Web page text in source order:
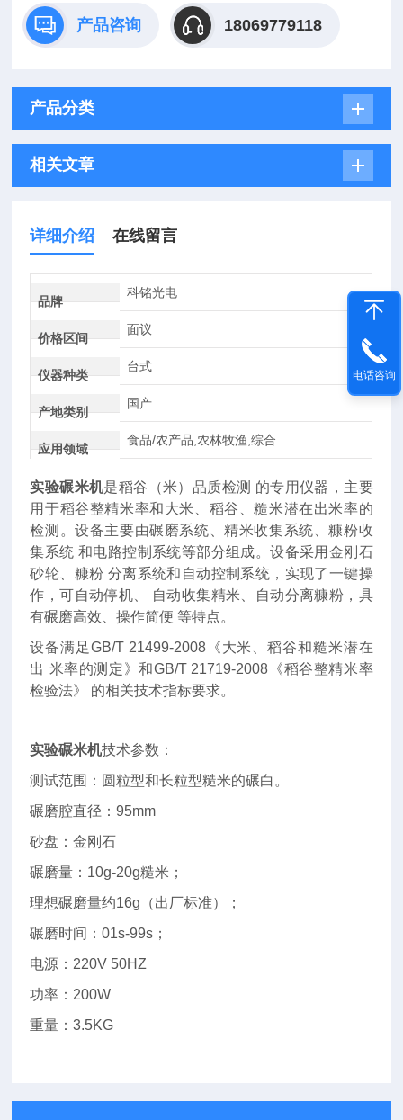
产品咨询 18069779118
产品分类
相关文章
详细介绍 在线留言
品牌
科铭光电
价格区间
面议
仪器种类
台式
产地类别
国产
应用领域
食品/农产品,农林牧渔,综合
实验碾米机是稻谷（米）品质检测 的专用仪器，主要
用于稻谷整精米率和大米、稻谷、糙米潜在出米率的
检测。设备主要由碾磨系统、精米收集系统、糠粉收
集系统 和电路控制系统等部分组成。设备采用金刚石
砂轮、糠粉 分离系统和自动控制系统，实现了一键操
作，可自动停机、 自动收集精米、自动分离糠粉，具
有碾磨高效、操作简便 等特点。
设备满足GB/T 21499-2008《大米、稻谷和糙米潜在
出 米率的测定》和GB/T 21719-2008《稻谷整精米率
检验法》 的相关技术指标要求。
实验碾米机技术参数：
测试范围：圆粒型和长粒型糙米的碾白。
碾磨腔直径：95mm
砂盘：金刚石
碾磨量：10g-20g糙米；
理想碾磨量约16g（出厂标准）；
碾磨时间：01s-99s；
电源：220V 50HZ
功率：200W
重量：3.5KG
电话咨询